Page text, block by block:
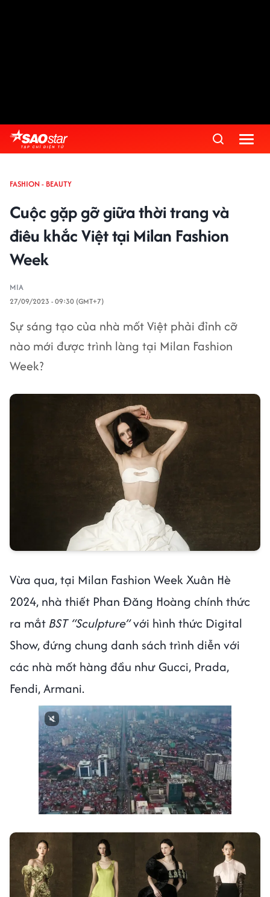
FASHION - BEAUTY
Cuộc gặp gỡ giữa thời trang và
điêu khắc Việt tại Milan Fashion
Week
MIA
27/09/2023 - 09:30 (GMT+7)
Sự sáng tạo của nhà mốt Việt phải đỉnh cỡ
nào mới được trình làng tại Milan Fashion
Week?
Vừa qua, tại Milan Fashion Week Xuân Hè
2024, nhà thiết Phan Đăng Hoàng chính thức
ra mắt BST “Sculpture”với hình thức Digital
Show, đứng chung danh sách trình diễn với
các nhà mốt hàng đầu như Gucci, Prada,
Fendi, Armani.